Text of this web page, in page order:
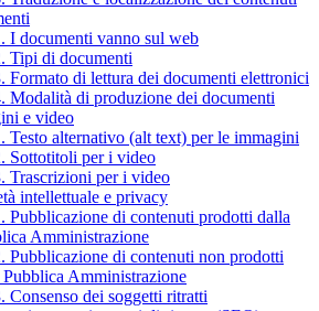
I documenti vanno sul web
Tipi di documenti
Formato di lettura dei documenti elettronici
Modalità di produzione dei documenti
e video
Testo alternativo (alt text) per le immagini
Sottotitoli per i video
Trascrizioni per i video
intellettuale e privacy
Pubblicazione di contenuti prodotti dalla
Amministrazione
Pubblicazione di contenuti non prodotti
Pubblica Amministrazione
Consenso dei soggetti ritratti